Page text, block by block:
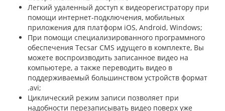
Легкий удаленный доступ к видеорегистратору при
помощи интернет-подключения, мобильных
приложения для платформ iOS, Android, Windows;
При помощи специализированного программного
обеспечения Tecsar CMS идущего в комплекте, Вы
можете воспроизводить записанное видео на
компьютере, а также переводить видео в
поддерживаемый большинством устройств формат
.avi;
Циклический режим записи позволяет при
надобности перезаписывать видео поверх уже